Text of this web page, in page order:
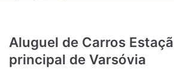
Aluguel de Carros
principal de Varsóvia